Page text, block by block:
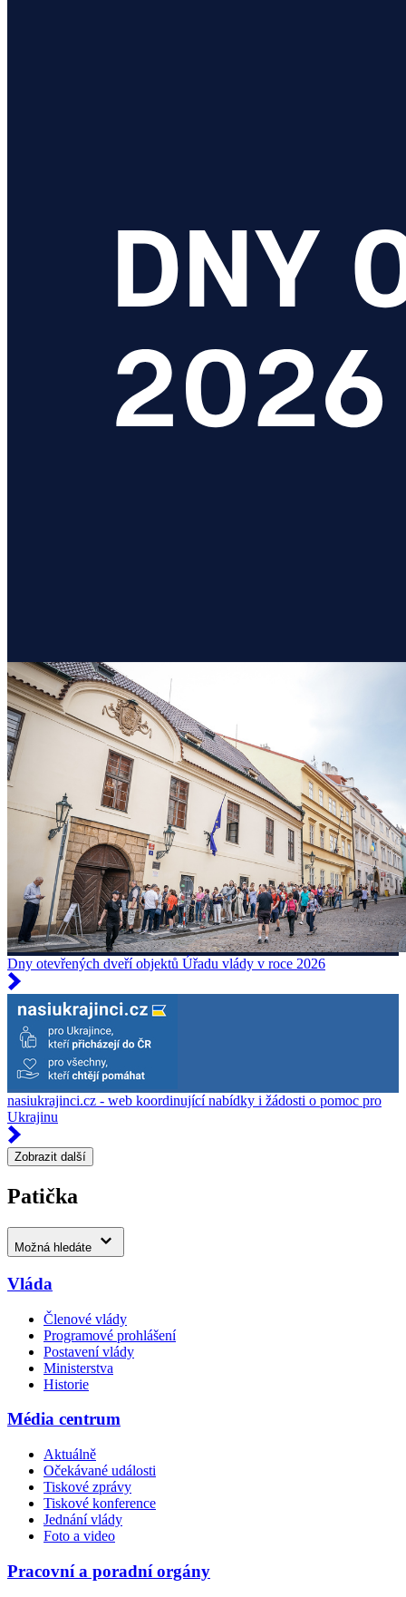
Dny otevřených dveří objektů Úřadu vlády v roce 2026
nasiukrajinci.cz - web koordinující nabídky i žádosti o pomoc pro
Ukrajinu
Zobrazit další
Patička
Možná hledáte
Vláda
Členové vlády
Programové prohlášení
Postavení vlády
Ministerstva
Historie
Média centrum
Aktuálně
Očekávané události
Tiskové zprávy
Tiskové konference
Jednání vlády
Foto a video
Pracovní a poradní orgány